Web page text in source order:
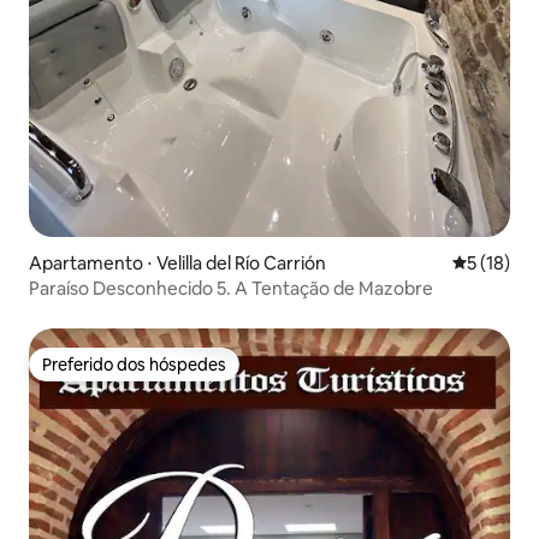
Apartamento ⋅ Velilla del Río Carrión 5 de uma
5 (18)
Paraíso Desconhecido 5. A Tentação de Mazobre
Preferido dos hóspedes
Preferido dos hóspedes